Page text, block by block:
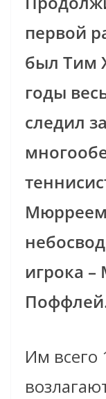
первой
был Тим
годы
следил
игрока
Им всего